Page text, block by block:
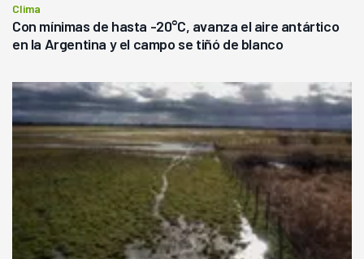
Clima
Con mínimas de hasta -20°C, avanza el aire antártico
en la Argentina y el campo se tiñó de blanco